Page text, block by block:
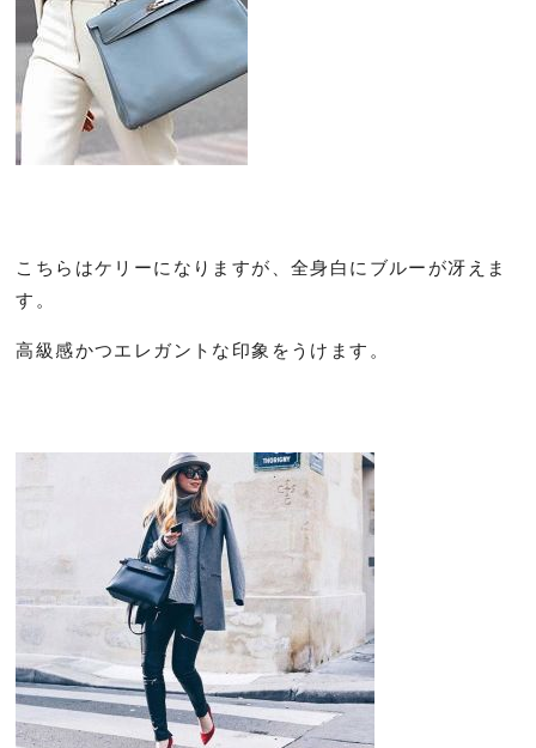
こちらはケリーになりますが、全身白にブルーが冴えま
す。
高級感かつエレガントな印象をうけます。